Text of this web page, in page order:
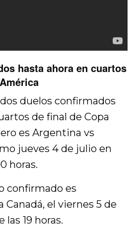
hasta ahora en cuartos
duelos confirmados
de final de Copa
es Argentina vs
jueves 4 de julio en
horas.
confirmado es
Canadá, el viernes 5 de
19 horas.